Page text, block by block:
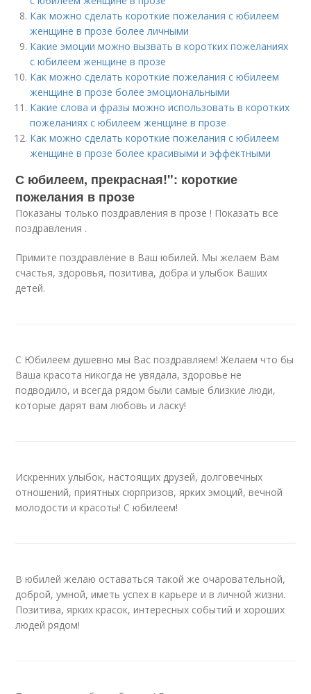
Как можно сделать короткие пожелания с юбилеем
женщине в прозе более личными
Какие эмоции можно вызвать в коротких пожеланиях
с юбилеем женщине в прозе
Как можно сделать короткие пожелания с юбилеем
женщине в прозе более эмоциональными
Какие слова и фразы можно использовать в коротких
пожеланиях с юбилеем женщине в прозе
Как можно сделать короткие пожелания с юбилеем
женщине в прозе более красивыми и эффектными
С юбилеем, прекрасная!": короткие
пожелания в прозе
Показаны только поздравления в прозе ! Показать все
поздравления .
Примите поздравление в Ваш юбилей. Мы желаем Вам
счастья, здоровья, позитива, добра и улыбок Ваших
детей.
С Юбилеем душевно мы Вас поздравляем! Желаем что бы
Ваша красота никогда не увядала, здоровье не
подводило, и всегда рядом были самые близкие люди,
которые дарят вам любовь и ласку!
Искренних улыбок, настоящих друзей, долговечных
отношений, приятных сюрпризов, ярких эмоций, вечной
молодости и красоты! С юбилеем!
В юбилей желаю оставаться такой же очаровательной,
доброй, умной, иметь успех в карьере и в личной жизни.
Позитива, ярких красок, интересных событий и хороших
людей рядом!